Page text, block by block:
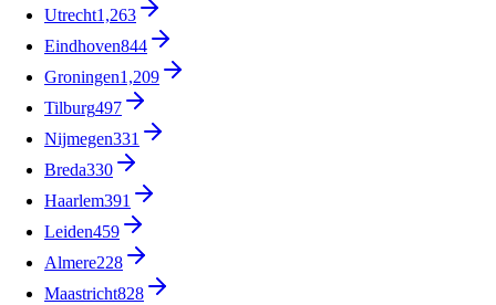
Utrecht1,263
Eindhoven844
Groningen1,209
Tilburg497
Nijmegen331
Breda330
Haarlem391
Leiden459
Almere228
Maastricht828